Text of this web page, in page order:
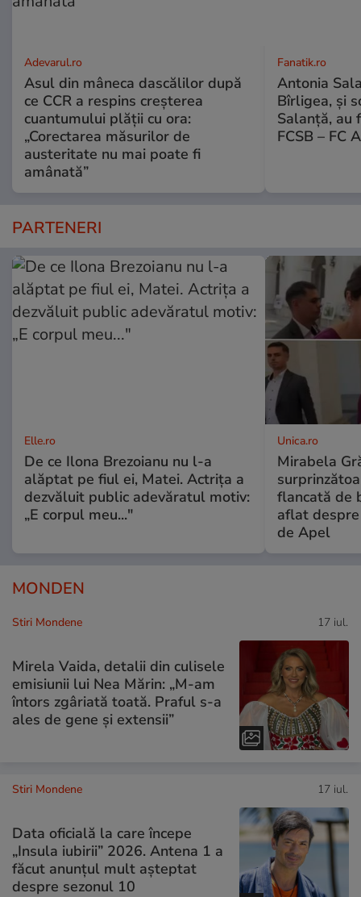
Adevarul.ro
Asul din mâneca dascălilor după
ce CCR a respins creșterea
cuantumului plății cu ora:
„Corectarea măsurilor de
austeritate nu mai poate fi
amânată”
Fanatik.ro
Antonia
Bîrligea, și
Salanță, au
FCSB – FC
PARTENERI
Elle.ro
De ce Ilona Brezoianu nu l-a
alăptat pe fiul ei, Matei. Actrița a
dezvăluit public adevăratul motiv:
„E corpul meu..."
Unica.ro
Mirabela
flancată de
aflat
de Apel
MONDEN
Stiri Mondene 17 iul.
Mirela Vaida, detalii din culisele
emisiunii lui Nea Mărin: „M-am
întors zgâriată toată. Praful s-a
ales de gene și extensii”
Stiri Mondene 17 iul.
Data oficială la care începe
„Insula iubirii” 2026. Antena 1 a
făcut anunțul mult așteptat
despre sezonul 10